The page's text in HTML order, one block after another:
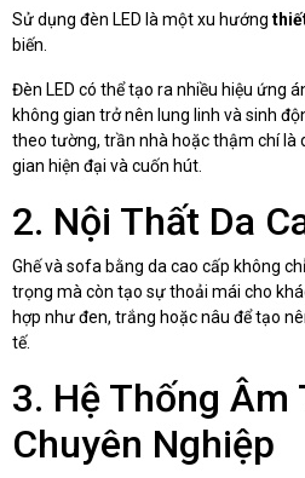
Sử dụng đèn LED là một xu hướng
biến.
Đèn LED có thể tạo ra nhiều hiệu ứng
không gian trở nên lung linh và sinh
theo tường, trần nhà hoặc thậm chí là
gian hiện đại và cuốn hút.
2. Nội Thất Da
Ghế và sofa bằng da cao cấp không
trọng mà còn tạo sự thoải mái cho
hợp như đen, trắng hoặc nâu để tạo
tế.
3. Hệ Thống Âm
Chuyên Nghiệp